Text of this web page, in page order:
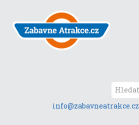
obsah
stránky
info@zabavneatrakce.cz